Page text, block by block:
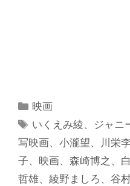
カ
テ
リ
ー
映画
タ
グ
いくえみ綾、 ジャニ
写映画、 小瀧望、 川栄
子、 映画、 森崎博之 、
哲雄、 綾野ましろ 、 谷